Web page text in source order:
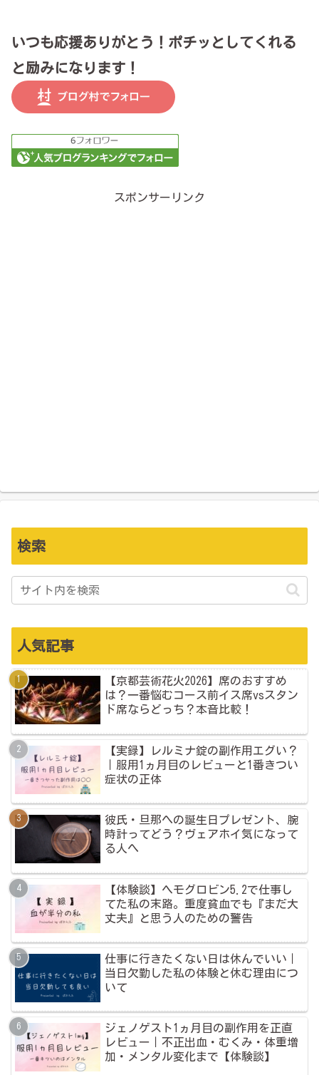
いつも応援ありがとう！ポチッとしてくれる
と励みになります！
スポンサーリンク
検索
人気記事
【京都芸術花火2026】席のおすすめ
は？一番悩むコース前イス席vsスタン
ド席ならどっち？本音比較！
【実録】レルミナ錠の副作用エグい？
｜服用1ヵ月目のレビューと1番きつい
症状の正体
彼氏・旦那への誕生日プレゼント、腕
時計ってどう？ヴェアホイ気になって
る人へ
【体験談】ヘモグロビン5.2で仕事し
てた私の末路。重度貧血でも『まだ大
丈夫』と思う人のための警告
仕事に行きたくない日は休んでいい｜
当日欠勤した私の体験と休む理由につ
いて
ジェノゲスト1ヵ月目の副作用を正直
レビュー｜不正出血・むくみ・体重増
加・メンタル変化まで【体験談】